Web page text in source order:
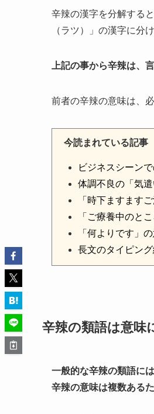
辛辣の漢字を分解する
（ラツ）」の漢字に分
上記の事から辛辣は、
前者の辛辣の意味は、
今読まれている記事
ビジネスシーン
体調不良の「気
「時下ますます
「ご療養中のと
「何よりです」
長文のタイピン
辛辣の類語は意味
一般的な辛辣の類語に
辛辣の意味は複数ある